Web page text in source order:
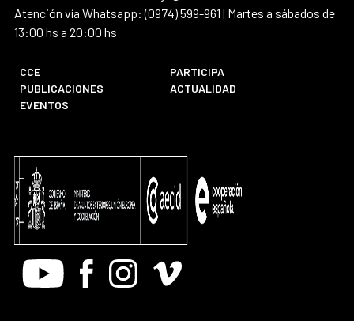
Atención vía Whatsapp: (0974) 599-961 | Martes a sábados de
13:00 hs a 20:00 hs
CCE
PARTICIPA
PUBLICACIONES
ACTUALIDAD
EVENTOS
Youtube FacebookInstagram
Vimeo